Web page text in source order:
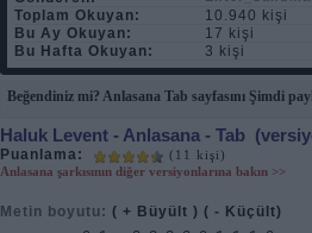
Toplam Okuyan:
10.940 kişi
Bu Ay Okuyan:
17 kişi
Bu Hafta Okuyan:
3 kişi
Beğendiniz mi? Anlasana Tab sayfasını Şimdi
Haluk Levent - Anlasana - Tab
Puanlama:
(11 kişi)
Anlasana şarkısının diğer versiyonlarına bakın >>
Metin boyutu: ( + Büyült ) ( - Küçült)